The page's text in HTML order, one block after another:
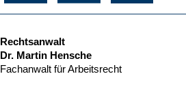
Rechtsanwalt
Dr. Martin Hensche
Fachanwalt für Arbeitsrecht